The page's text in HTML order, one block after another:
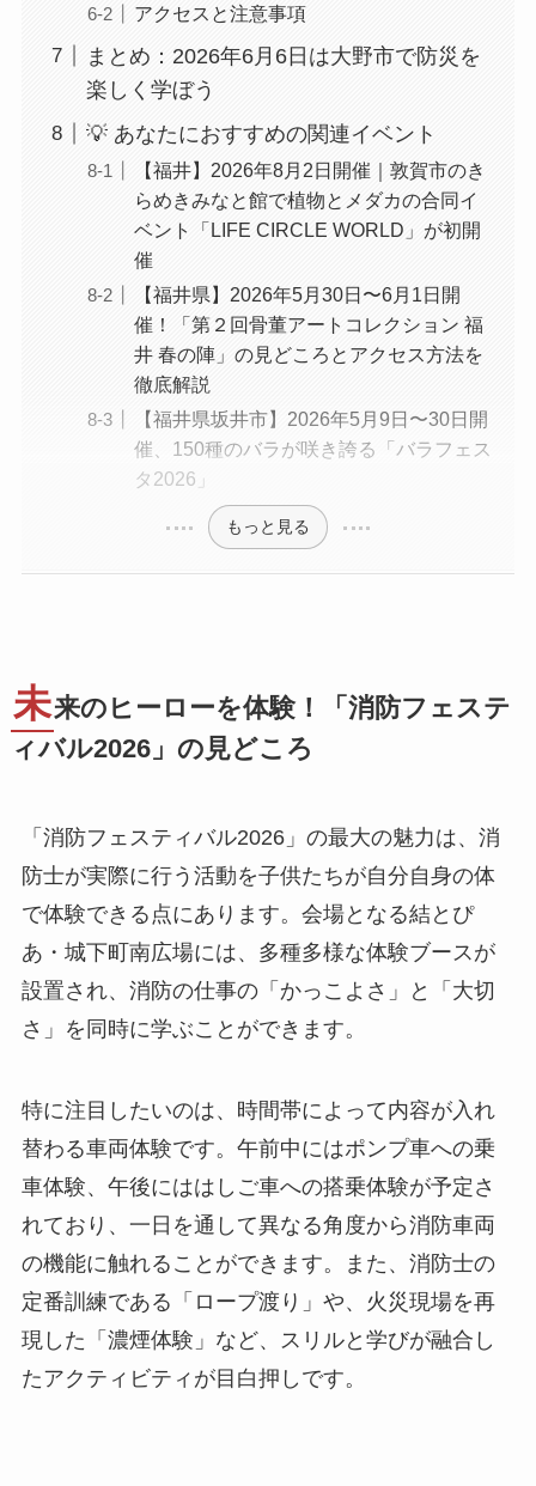
アクセスと注意事項
まとめ：2026年6月6日は大野市で防災を
楽しく学ぼう
💡 あなたにおすすめの関連イベント
【福井】2026年8月2日開催｜敦賀市のき
らめきみなと館で植物とメダカの合同イ
ベント「LIFE CIRCLE WORLD」が初開
催
【福井県】2026年5月30日〜6月1日開
催！「第２回骨董アートコレクション 福
井 春の陣」の見どころとアクセス方法を
徹底解説
【福井県坂井市】2026年5月9日〜30日開
催、150種のバラが咲き誇る「バラフェス
タ2026」
もっと見る
未来のヒーローを体験！「消防フェステ
ィバル2026」の見どころ
「消防フェスティバル2026」の最大の魅力は、消
防士が実際に行う活動を子供たちが自分自身の体
で体験できる点にあります。会場となる結とぴ
あ・城下町南広場には、多種多様な体験ブースが
設置され、消防の仕事の「かっこよさ」と「大切
さ」を同時に学ぶことができます。
特に注目したいのは、時間帯によって内容が入れ
替わる車両体験です。午前中にはポンプ車への乗
車体験、午後にははしご車への搭乗体験が予定さ
れており、一日を通して異なる角度から消防車両
の機能に触れることができます。また、消防士の
定番訓練である「ロープ渡り」や、火災現場を再
現した「濃煙体験」など、スリルと学びが融合し
たアクティビティが目白押しです。